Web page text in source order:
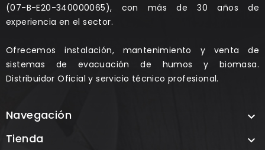
(07-B-E20-340000065), con más de 30 años de
experiencia en el sector.
Ofrecemos instalación, mantenimiento y venta de
sistemas de evacuación de humos y biomasa.
Distribuidor Oficial y servicio técnico profesional.
Navegación 
Tienda 